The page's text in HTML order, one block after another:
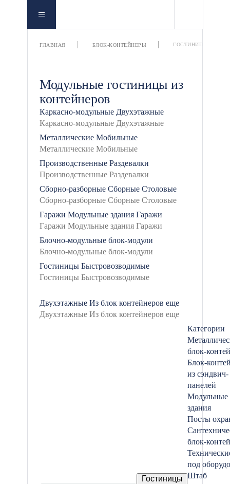
ГЛАВНАЯ БЛОК-КОНТЕЙНЕРЫ ГОСТИНИЦЫ
Модульные гостиницы из
контейнеров
Каркасно-модульные Двухэтажные
Металлические Мобильные
Производственные Раздевалки
Сборно-разборные Сборные Столовые
Гаражи Модульные здания Гаражи
Блочно-модульные блок-модули
Гостиницы Быстровозводимые
Двухэтажные Из блок контейнеров еще
Гостиницы
Категории
блок-
Блок-
из сэндвич-
панелей
Модульные
здания
Посты
блок-
под
Штаб